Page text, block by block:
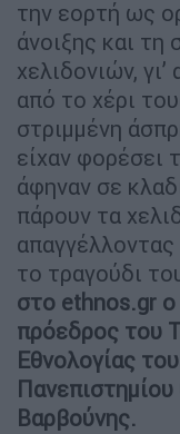
την εορτή ως
άνοιξης και
χελιδονιών,
από το χέρι
στριμμένη
είχαν φορέσει
άφηναν σε
πάρουν τα
το τραγούδι
στο ethnos.gr o
πρόεδρος του
Εθνολογίας
Βαρβούνης.